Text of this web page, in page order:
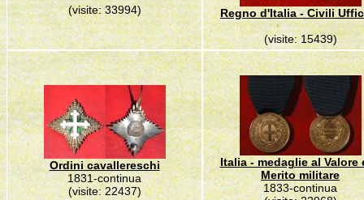
(visite: 33994)
Regno d'Italia - Civili
(visite: 15439)
Ordini cavallereschi
1831-continua
(visite: 22437)
Italia - medaglie al Valore
Merito militare
1833-continua